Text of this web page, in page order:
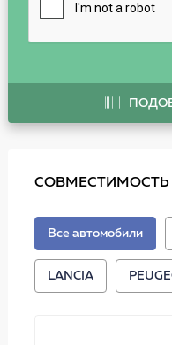
СОВМЕСТИМОСТЬ
Все автомобили
LANCIA